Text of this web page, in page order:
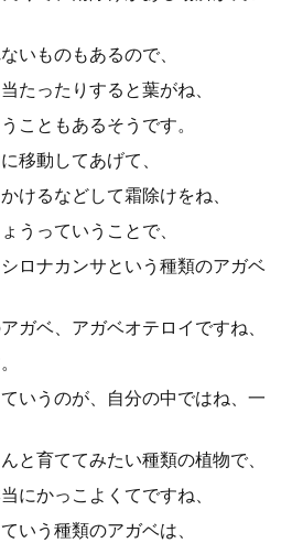
いものもあるので、
たったりすると葉がね、
こともあるそうです。
移動してあげて、
けるなどして霜除けをね、
うっていうことで、
ロナカンサという種類のアガベ
ガベ、アガベオテロイですね、
いうのが、自分の中ではね、一
と育ててみたい種類の植物で、
にかっこよくてですね、
いう種類のアガベは、